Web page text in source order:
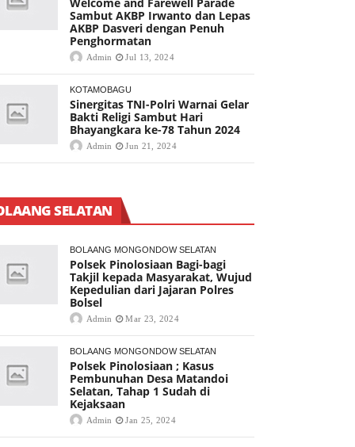
Sambut AKBP Irwanto dan Lepas
AKBP Dasveri dengan Penuh
Penghormatan
Admin Jul 13, 2024
KOTAMOBAGU
Sinergitas TNI-Polri Warnai Gelar
Bakti Religi Sambut Hari
Bhayangkara ke-78 Tahun 2024
Admin Jun 21, 2024
SELATAN
BOLAANG MONGONDOW SELATAN
Polsek Pinolosiaan Bagi-bagi
Takjil kepada Masyarakat, Wujud
Kepedulian dari Jajaran Polres
Bolsel
Admin Mar 23, 2024
BOLAANG MONGONDOW SELATAN
Polsek Pinolosiaan ; Kasus
Pembunuhan Desa Matandoi
Selatan, Tahap 1 Sudah di
Kejaksaan
Admin Jan 25, 2024